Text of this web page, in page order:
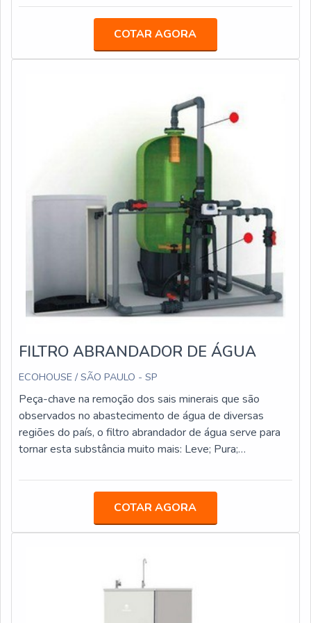
mais sobre seus atendimentos, produtos e serviços,
entre em contato. Além de expert, a ECOHOUSE está
absoluta e inteiramente a seu dispor!
e qualidade de existência geral.Por ser um maquinário
opção assertiva para empresa, que por meio do serviço
obtém diversas vantagens. A compra do purificador de
COTAR AGORA
FILTRO ABRANDADOR DE ÁGUA
ECOHOUSE / SÃO PAULO - SP
Peça-chave na remoção dos sais minerais que são
observados no abastecimento de água de diversas
regiões do país, o filtro abrandador de água serve para
tornar esta substância muito mais: Leve; Pura;
POSITIVOSO abrandamento, por exemplo, que por sua
abrandador em si, se caracteriza por reduzir os teores de
dureza presentes na água. Isso a torna mais saudável a
indivíduos de uma maneira geral.Além disso, este
consiste em um tratamento que evita a formação de
COTAR AGORA